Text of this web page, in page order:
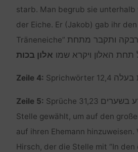
starb. Man begrub sie unterhalb
der Eiche. Er (Jakob) gab ihr
Träneneiche” ותקבר מתחת
תחת האלון ויקרא שמו אלון בכות
Zeile 4: Sprichwörter 12,4 בעלה
Zeile 5: Sprüche 31,23 בשערים
Stelle gewählt, um auf den
auf ihren Ehemann hinzuweisen.
Hirsch, der die Stelle mit “In